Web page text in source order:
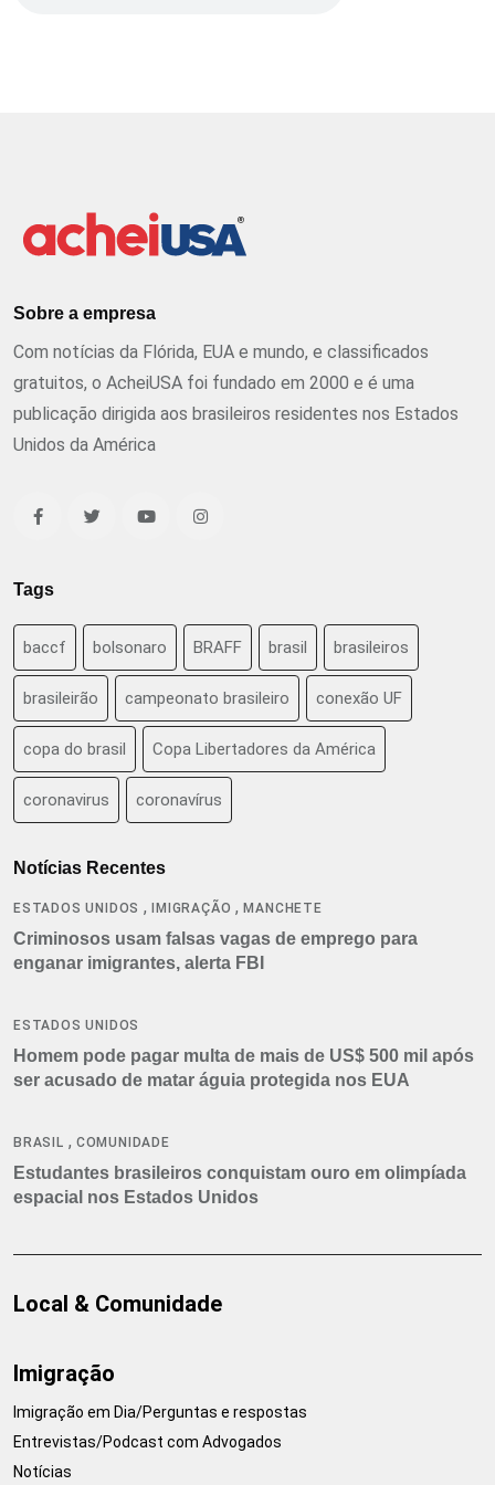
Sobre a empresa
Com notícias da Flórida, EUA e mundo, e classificados
gratuitos, o AcheiUSA foi fundado em 2000 e é uma
publicação dirigida aos brasileiros residentes nos Estados
Unidos da América
Tags
baccf bolsonaro BRAFF brasil brasileiros
brasileirão campeonato brasileiro conexão UF
copa do brasil Copa Libertadores da América
coronavirus coronavírus
Notícias Recentes
ESTADOS UNIDOS , IMIGRAÇÃO ,MANCHETE
Criminosos usam falsas vagas de emprego para
enganar imigrantes, alerta FBI
ESTADOS UNIDOS
Homem pode pagar multa de mais de US$ 500 mil após
ser acusado de matar águia protegida nos EUA
BRASIL , COMUNIDADE
Estudantes brasileiros conquistam ouro em olimpíada
espacial nos Estados Unidos
Local & Comunidade
Imigração
Imigração em Dia/Perguntas e respostas
Entrevistas/Podcast com Advogados
Notícias